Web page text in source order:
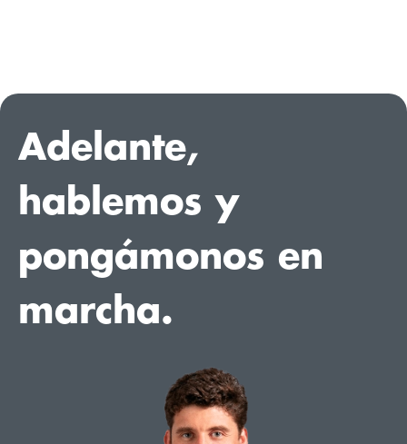
Adelante,
hablemos y
pongámonos en
marcha.